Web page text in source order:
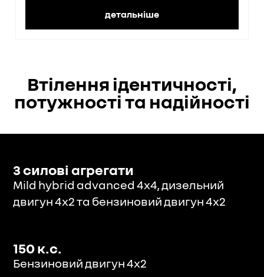
детальніше
Втілення ідентичності,
потужності та надійності
3 силові агрегати
Mild hybrid advanced 4x4, дизельний
двигун 4х2 та бензиновий двигун 4х2
150 к.с.
Бензиновий двигун 4х2